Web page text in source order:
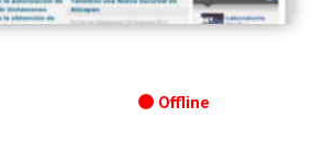
Offline